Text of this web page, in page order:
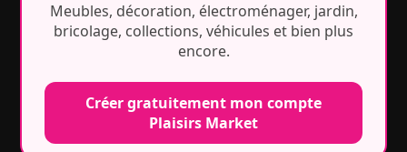
Meubles, décoration, électroménager, jardin,
bricolage, collections, véhicules et bien plus
encore.
Créer gratuitement mon compte
Plaisirs Market